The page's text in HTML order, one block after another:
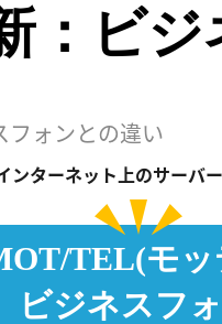
：ビ
フォンとの違い
ンターネット上のサーバ
TEL(モッ
ビジネスフ